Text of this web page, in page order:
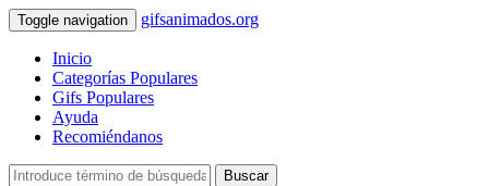
Toggle navigation gifsanimados.org
Inicio
Categorías Populares
Gifs Populares
Ayuda
Recomiéndanos
Buscar